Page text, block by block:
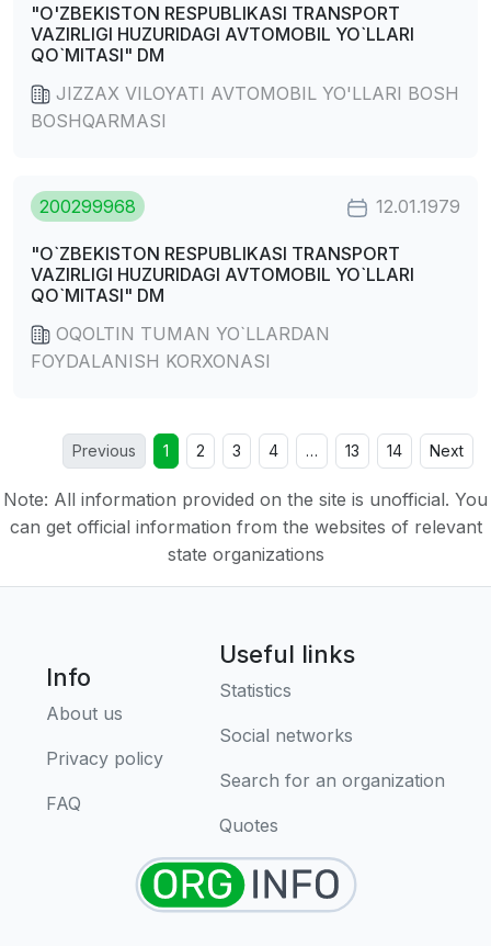
"O'ZBEKISTON RESPUBLIKASI TRANSPORT
VAZIRLIGI HUZURIDAGI AVTOMOBIL YO`LLARI
QO`MITASI" DM
JIZZAX VILOYATI AVTOMOBIL YO'LLARI BOSH
BOSHQARMASI
200299968 12.01.1979
"O`ZBEKISTON RESPUBLIKASI TRANSPORT
VAZIRLIGI HUZURIDAGI AVTOMOBIL YO`LLARI
QO`MITASI" DM
OQOLTIN TUMAN YO`LLARDAN
FOYDALANISH KORXONASI
Previous 1 2 3 4 … 13 14 Next
Note: All information provided on the site is unofficial. You
can get official information from the websites of relevant
state organizations
Info
About us
Privacy policy
FAQ
Useful links
Statistics
Social networks
Search for an organization
Quotes